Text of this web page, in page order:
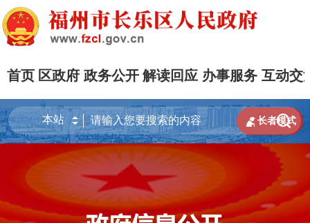
首页 区政府 政务公开 解读回应 办事服务 互动交

 长者模式